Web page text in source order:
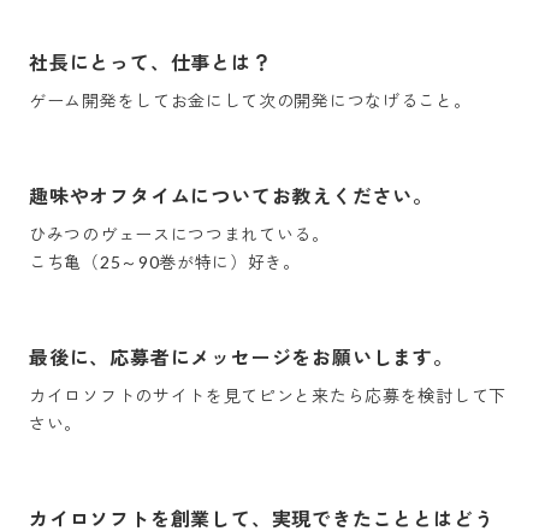
社長にとって、仕事とは？
ゲーム開発をしてお金にして次の開発につなげること。
趣味やオフタイムについてお教えください。
ひみつのヴェースにつつまれている。
こち亀（25～90巻が特に）好き。
最後に、応募者にメッセージをお願いします。
カイロソフトのサイトを見てピンと来たら応募を検討して下
さい。
カイロソフトを創業して、実現できたこととはどう